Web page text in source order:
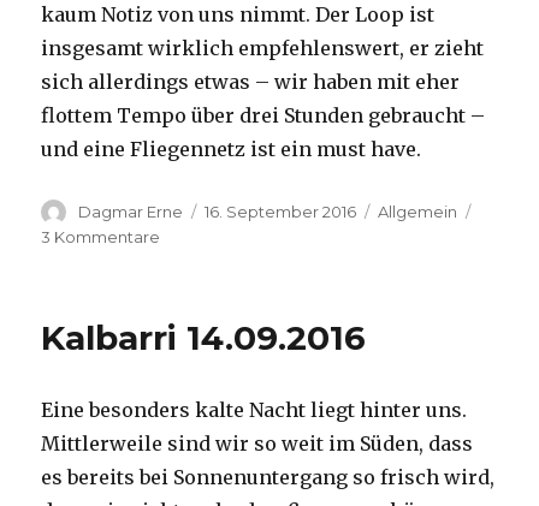
kaum Notiz von uns nimmt. Der Loop ist
insgesamt wirklich empfehlenswert, er zieht
sich allerdings etwas – wir haben mit eher
flottem Tempo über drei Stunden gebraucht –
und eine Fliegennetz ist ein must have.
Autor
Dagmar Erne
Veröffentlicht
16. September 2016 Kategorien
Allgemein
3 Kommentare
Kalbarri 14.09.2016
Eine besonders kalte Nacht liegt hinter uns.
Mittlerweile sind wir so weit im Süden, dass
es bereits bei Sonnenuntergang so frisch wird,